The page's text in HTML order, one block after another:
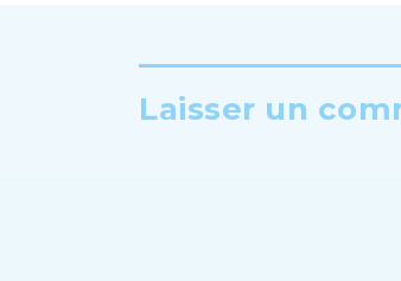
Laisser un